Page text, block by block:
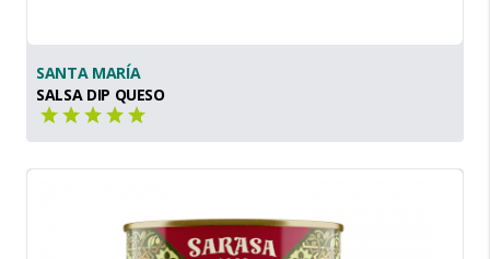
SANTA MARÍA
SALSA DIP QUESO